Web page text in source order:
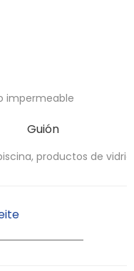
impermeable
Guión
productos de vidrio